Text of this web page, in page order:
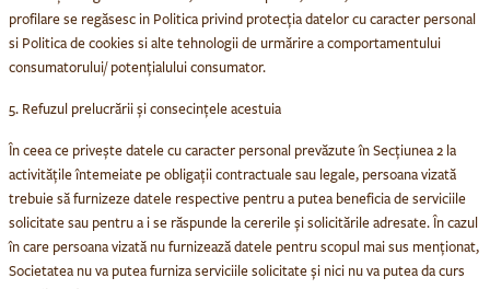
profilare se regăsesc in Politica privind protecția datelor cu caracter personal
si Politica de cookies si alte tehnologii de urmărire a comportamentului
consumatorului/ potențialului consumator.
5. Refuzul prelucrării și consecințele acestuia
În ceea ce privește datele cu caracter personal prevăzute în Secțiunea 2 la
activitățile întemeiate pe obligații contractuale sau legale, persoana vizată
trebuie să furnizeze datele respective pentru a putea beneficia de serviciile
solicitate sau pentru a i se răspunde la cererile și solicitările adresate. În cazul
în care persoana vizată nu furnizează datele pentru scopul mai sus menționat,
Societatea nu va putea furniza serviciile solicitate și nici nu va putea da curs